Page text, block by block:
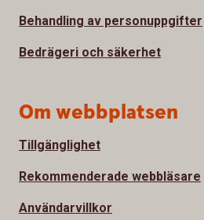
Behandling av personuppgifter
Bedrägeri och säkerhet
Om webbplatsen
Tillgänglighet
Rekommenderade webbläsare
Användarvillkor